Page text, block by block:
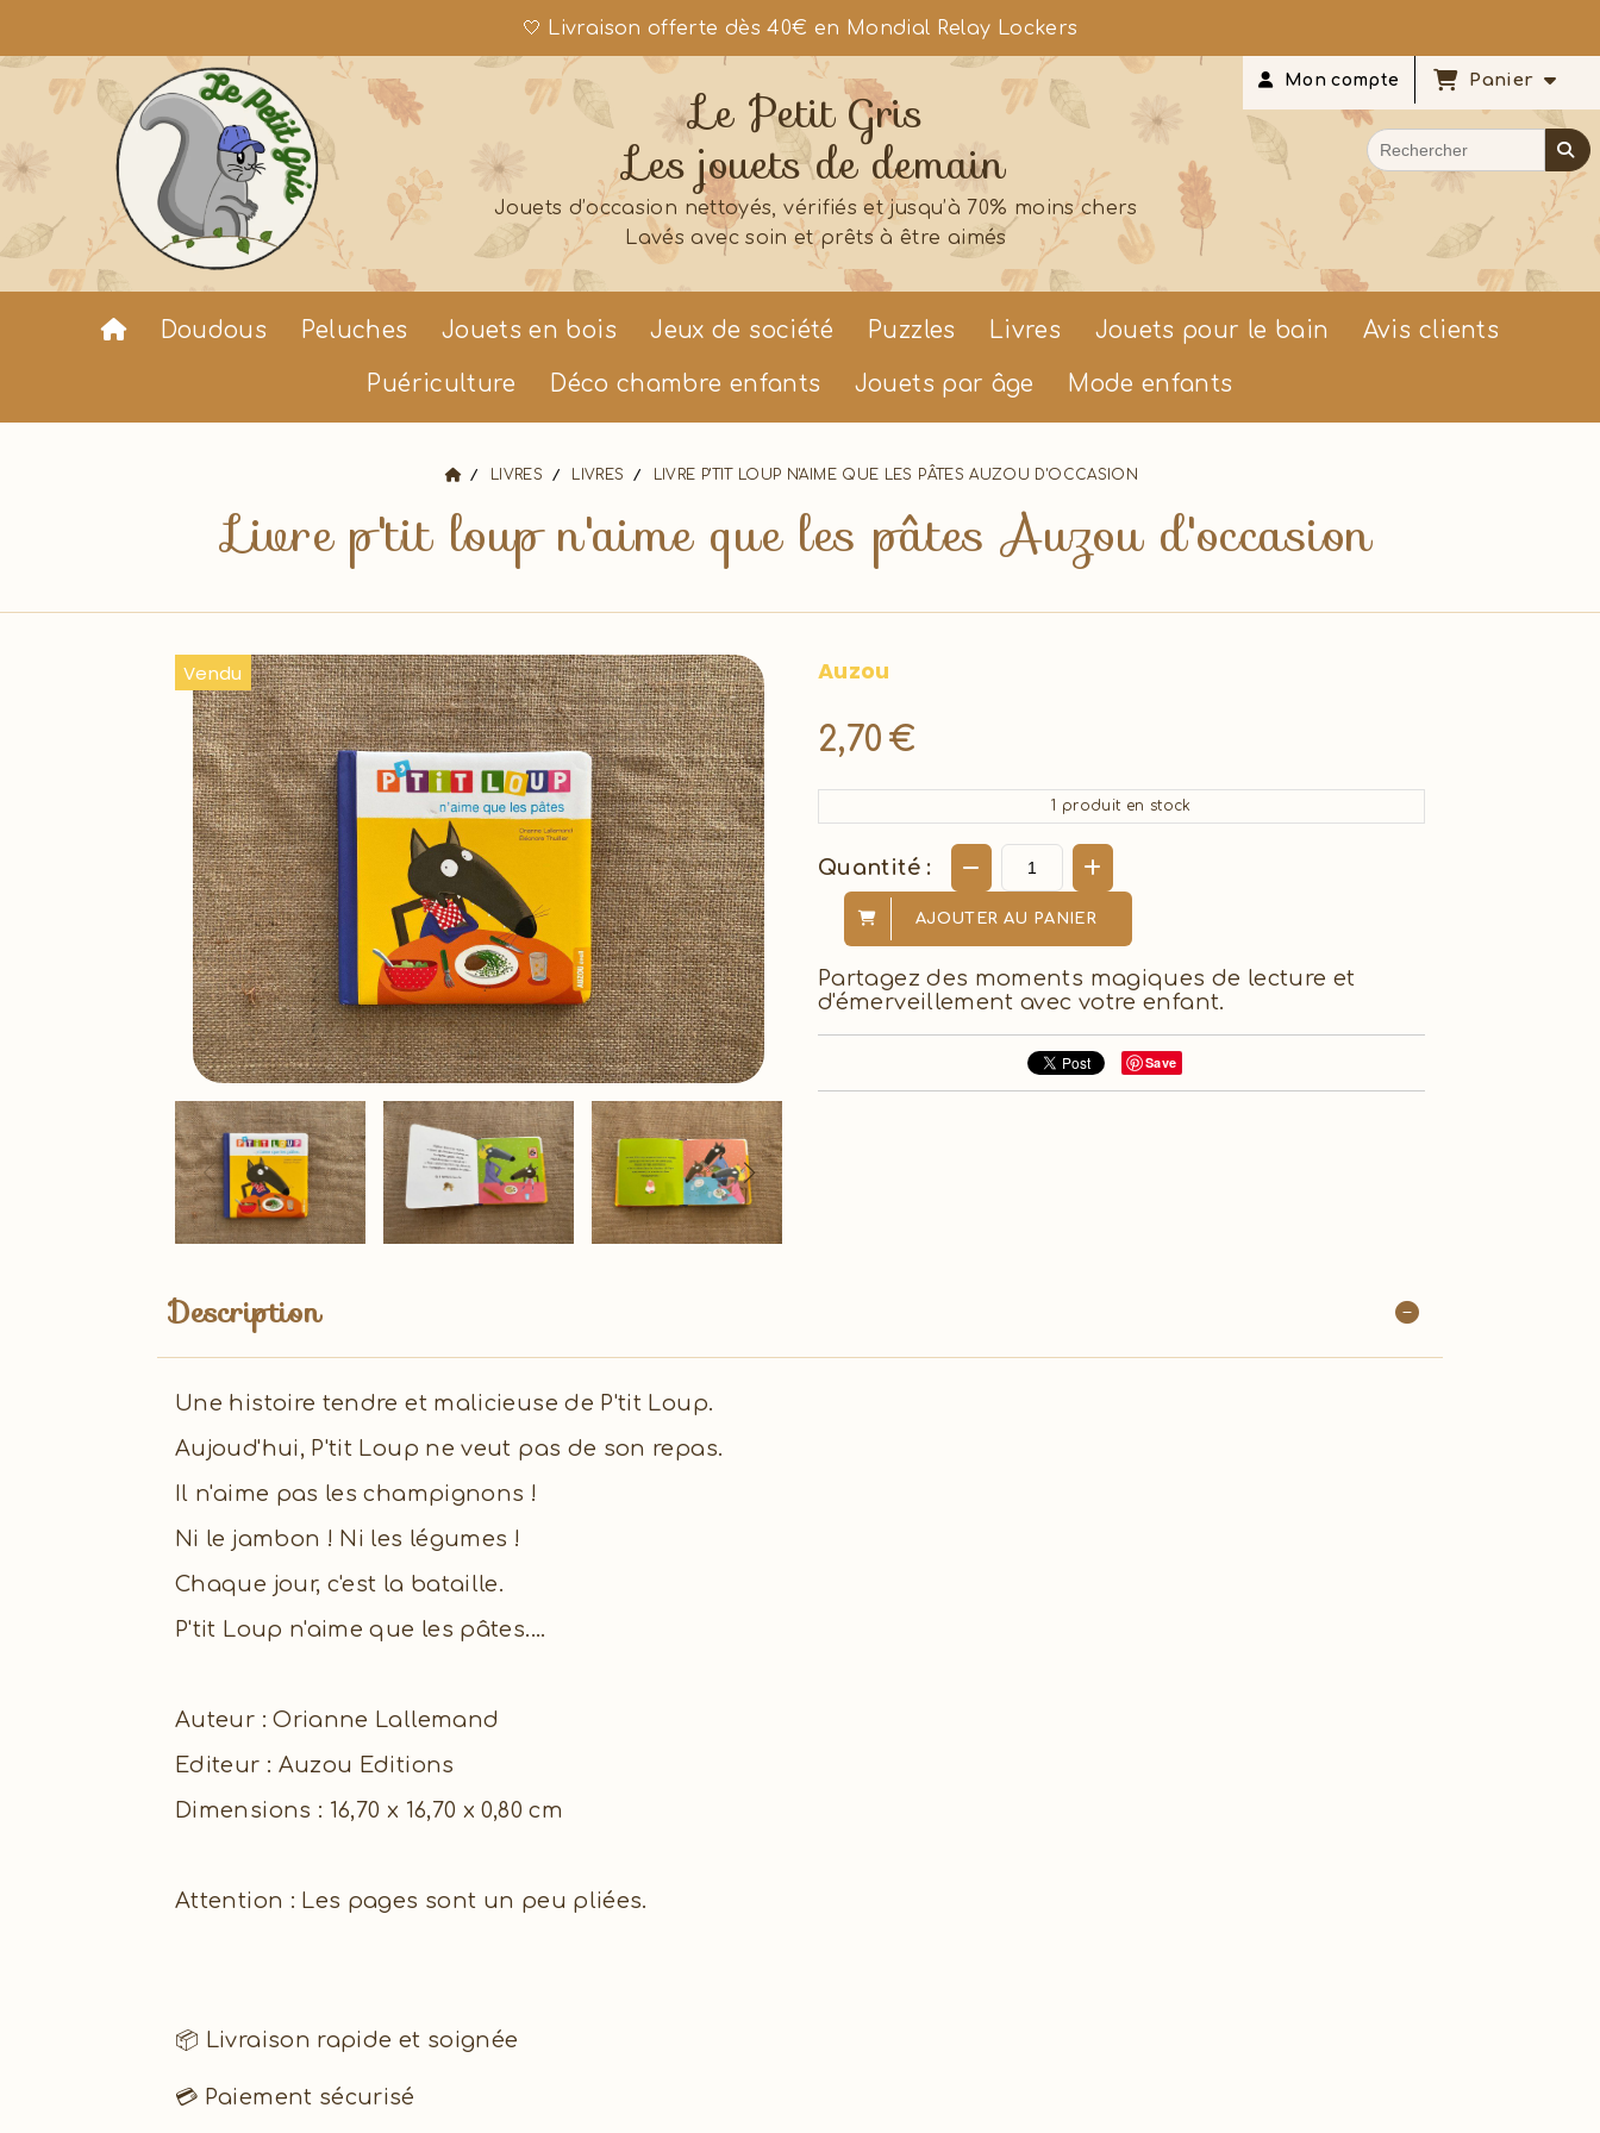
🤍 Livraison offerte dès 40€ en Mondial Relay Lockers
Le Petit Gris
Les jouets de demain
Jouets d’occasion nettoyés, vérifiés et jusqu’à 70% moins chers
Lavés avec soin et prêts à être aimés
Mon compte Panier
Doudous Peluches Jouets en bois Jeux de société Puzzles Livres Jouets pour le bain Avis clients
Puériculture Déco chambre enfants Jouets par âge Mode enfants
LIVRES LIVRES LIVRE P'TIT LOUP N'AIME QUE LES PÂTES AUZOU D'OCCASION
Livre p'tit loup n'aime que les pâtes Auzou d'occasion
Vendu Auzou
2,70 €
1 produit en stock
Quantité :
AJOUTER AU PANIER
Partagez des moments magiques de lecture et
d'émerveillement avec votre enfant.
Save
Description
Une histoire tendre et malicieuse de P'tit Loup.
Aujoud'hui, P'tit Loup ne veut pas de son repas.
Il n'aime pas les champignons !
Ni le jambon ! Ni les légumes !
Chaque jour, c'est la bataille.
P'tit Loup n'aime que les pâtes....
Auteur : Orianne Lallemand
Editeur : Auzou Editions
Dimensions : 16,70 x 16,70 x 0,80 cm
Attention : Les pages sont un peu pliées.
📦 Livraison rapide et soignée
💳 Paiement sécurisé